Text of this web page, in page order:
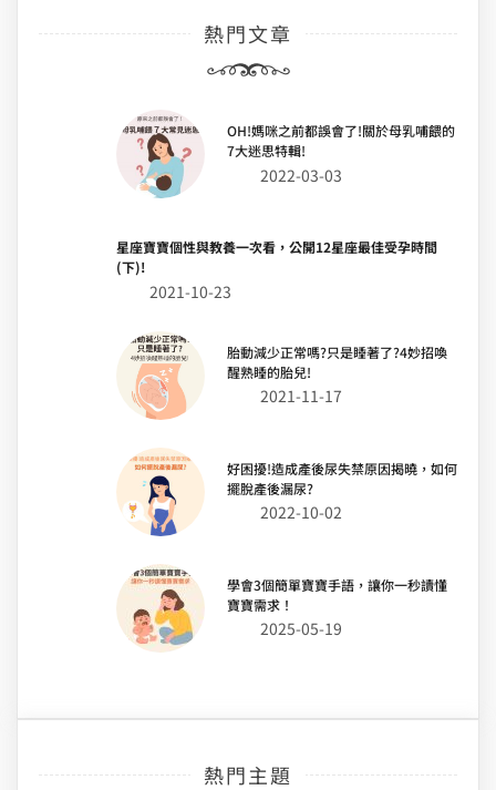
熱門文章
OH!媽咪之前都誤會了!關於母乳哺餵的
7大迷思特輯!
2022-03-03
星座寶寶個性與教養一次看，公開12星座最佳受孕時間
(下)!
2021-10-23
胎動減少正常嗎?只是睡著了?4妙招喚
醒熟睡的胎兒!
2021-11-17
好困擾!造成產後尿失禁原因揭曉，如何
擺脫產後漏尿?
2022-10-02
學會3個簡單寶寶手語，讓你一秒讀懂
寶寶需求！
2025-05-19
熱門主題